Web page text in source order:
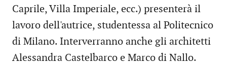
Caprile, Villa Imperiale, ecc.) presenterà il
lavoro dell'autrice, studentessa al Politecnico
di Milano. Interverranno anche gli architetti
Alessandra Castelbarco e Marco di Nallo.